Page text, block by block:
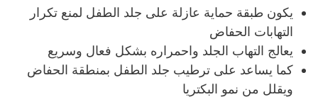
يكون طبقة حماية عازلة على جلد الطفل لمنع تكرار
التهابات الحفاض
يعالج التهاب الجلد واحمراره بشكل فعال وسريع
كما يساعد على ترطيب جلد الطفل بمنطقة الحفاض
ويقلل من نمو البكتريا